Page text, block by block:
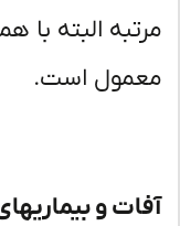
البته با
است.
و